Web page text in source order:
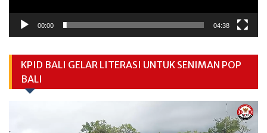
00:00 04:38
KPID BALI GELAR LITERASI UNTUK SENIMAN POP
BALI